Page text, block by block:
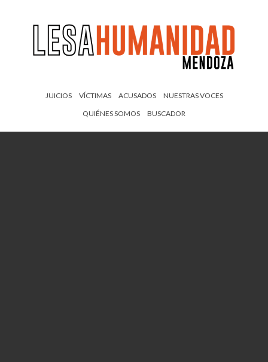
JUICIOS VÍCTIMAS ACUSADOS
NUESTRAS VOCES
QUIÉNES SOMOS
BUSCADOR